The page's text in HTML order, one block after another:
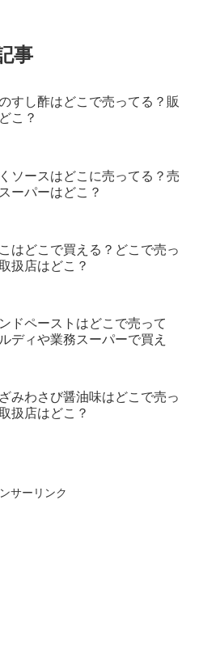
事
すし酢はどこで売ってる？販
こ？
ソースはどこに売ってる？売
ーパーはどこ？
はどこで買える？どこで売っ
扱店はどこ？
ドペーストはどこで売って
ディや業務スーパーで買え
みわさび醤油味はどこで売っ
扱店はどこ？
サーリンク